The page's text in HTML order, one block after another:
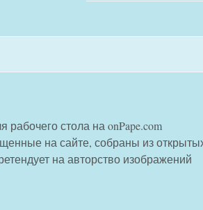
рабочего стола на onPape.com
на сайте, собраны из
на авторство изображений